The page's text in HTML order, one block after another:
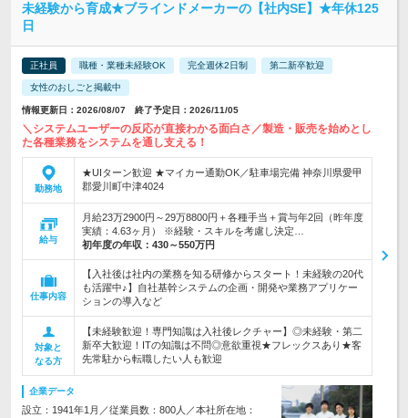
未経験から育成★ブラインドメーカーの【社内SE】★年休125
日
正社員 職種・業種未経験OK 完全週休2日制 第二新卒歓迎
女性のおしごと掲載中
情報更新日：2026/08/07 終了予定日：2026/11/05
＼システムユーザーの反応が直接わかる面白さ／製造・販売を始めとし
た各種業務をシステムを通し支える！
勤務地
★UIターン歓迎 ★マイカー通勤OK／駐車場完備 神奈川県愛甲
郡愛川町中津4024
給与
月給23万2900円～29万8800円＋各種手当＋賞与年2回（昨年度
実績：4.63ヶ月） ※経験・スキルを考慮し決定…
初年度の年収： 430～550万円
仕事内容
【入社後は社内の業務を知る研修からスタート！未経験の20代
も活躍中♪】自社基幹システムの企画・開発や業務アプリケー
ションの導入など
対象と
なる方
【未経験歓迎！専門知識は入社後レクチャー】◎未経験・第二
新卒大歓迎！ITの知識は不問◎意欲重視★フレックスあり★客
先常駐から転職したい人も歓迎
企業データ
設立：1941年1月／従業員数：800人／本社所在地：